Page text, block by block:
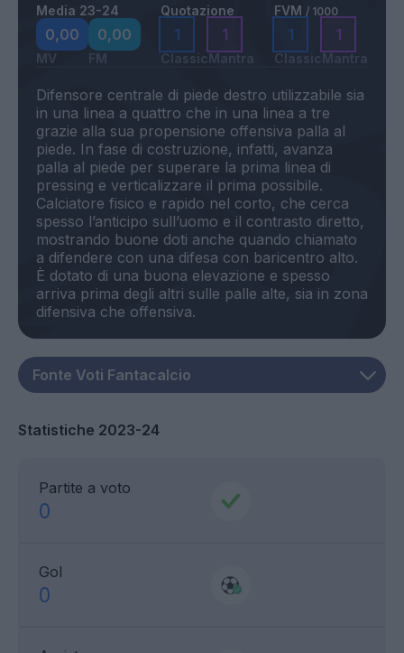
Media 23-24
0,00
MV
0,00
FM
Quotazione
1
Classic
1
Mantra
FVM / 1000
1
Classic
1
Mantra
Difensore centrale di piede destro utilizzabile sia
in una linea a quattro che in una linea a tre
grazie alla sua propensione offensiva palla al
piede. In fase di costruzione, infatti, avanza
palla al piede per superare la prima linea di
pressing e verticalizzare il prima possibile.
Calciatore fisico e rapido nel corto, che cerca
spesso l’anticipo sull’uomo e il contrasto diretto,
mostrando buone doti anche quando chiamato
a difendere con una difesa con baricentro alto.
È dotato di una buona elevazione e spesso
arriva prima degli altri sulle palle alte, sia in zona
Statistiche 2023-24
Partite a voto
0
Gol
0